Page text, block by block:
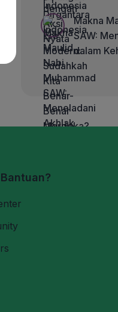
Makna
SAW:
dalam